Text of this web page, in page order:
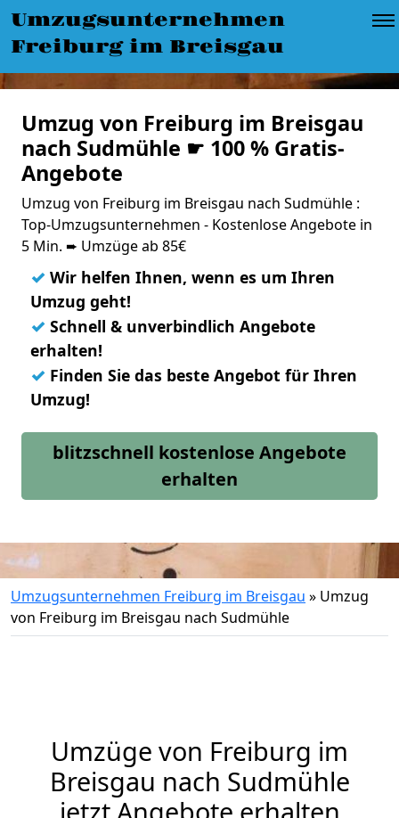
Umzugsunternehmen
Freiburg im Breisgau
Umzug von Freiburg im Breisgau
nach Sudmühle ☛ 100 % Gratis-
Angebote
Umzug von Freiburg im Breisgau nach Sudmühle :
Top-Umzugsunternehmen - Kostenlose Angebote in
5 Min. ➨ Umzüge ab 85€
✓ Wir helfen Ihnen, wenn es um Ihren
Umzug geht!
✓ Schnell & unverbindlich Angebote
erhalten!
✓ Finden Sie das beste Angebot für Ihren
Umzug!
blitzschnell kostenlose Angebote
erhalten
Umzugsunternehmen Freiburg im Breisgau » Umzug
von Freiburg im Breisgau nach Sudmühle
Umzüge von Freiburg im
Breisgau nach Sudmühle